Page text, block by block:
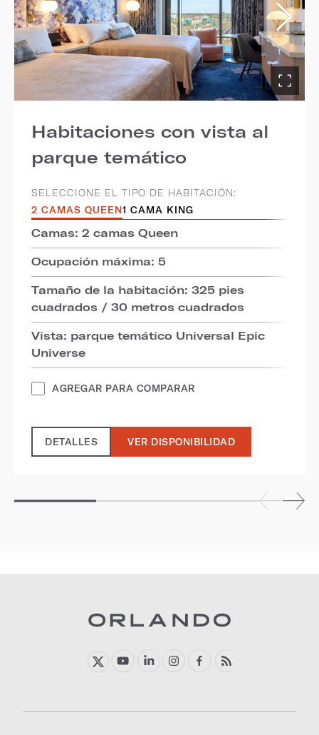
Habitaciones con vista al
parque temático
SELECCIONE EL TIPO DE HABITACIÓN:
2 CAMAS QUEEN 1 CAMA KING
Camas: 2 camas Queen
Ocupación máxima: 5
Tamaño de la habitación: 325 pies
cuadrados / 30 metros cuadrados
Vista: parque temático Universal Epic
Universe
AGREGAR PARA COMPARAR
DETALLES VER DISPONIBILIDAD